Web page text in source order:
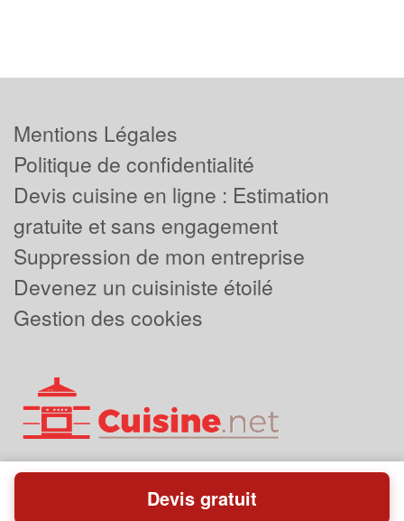
Mentions Légales
Politique de confidentialité
Devis cuisine en ligne : Estimation
gratuite et sans engagement
Suppression de mon entreprise
Devenez un cuisiniste étoilé
Gestion des cookies
Powered byPlus que pro
Devis gratuit